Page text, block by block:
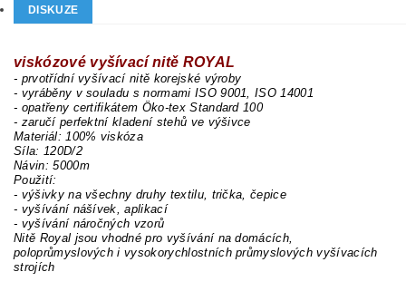
DISKUZE
viskózové vyšívací nitě ROYAL
- prvotřídní vyšívací nitě korejské výroby
- vyráběny v souladu s normami ISO 9001, ISO 14001
- opatřeny certifikátem Öko-tex Standard 100
- zaručí perfektní kladení stehů ve výšivce
Materiál: 100% viskóza
Síla: 120D/2
Návin: 5000m
Použití:
- výšivky na všechny druhy textilu, trička, čepice
- vyšívání nášívek, aplikací
- vyšívání náročných vzorů
Nitě Royal jsou vhodné pro vyšívání na domácích,
poloprůmyslových i vysokorychlostních průmyslových vyšívacích
strojích